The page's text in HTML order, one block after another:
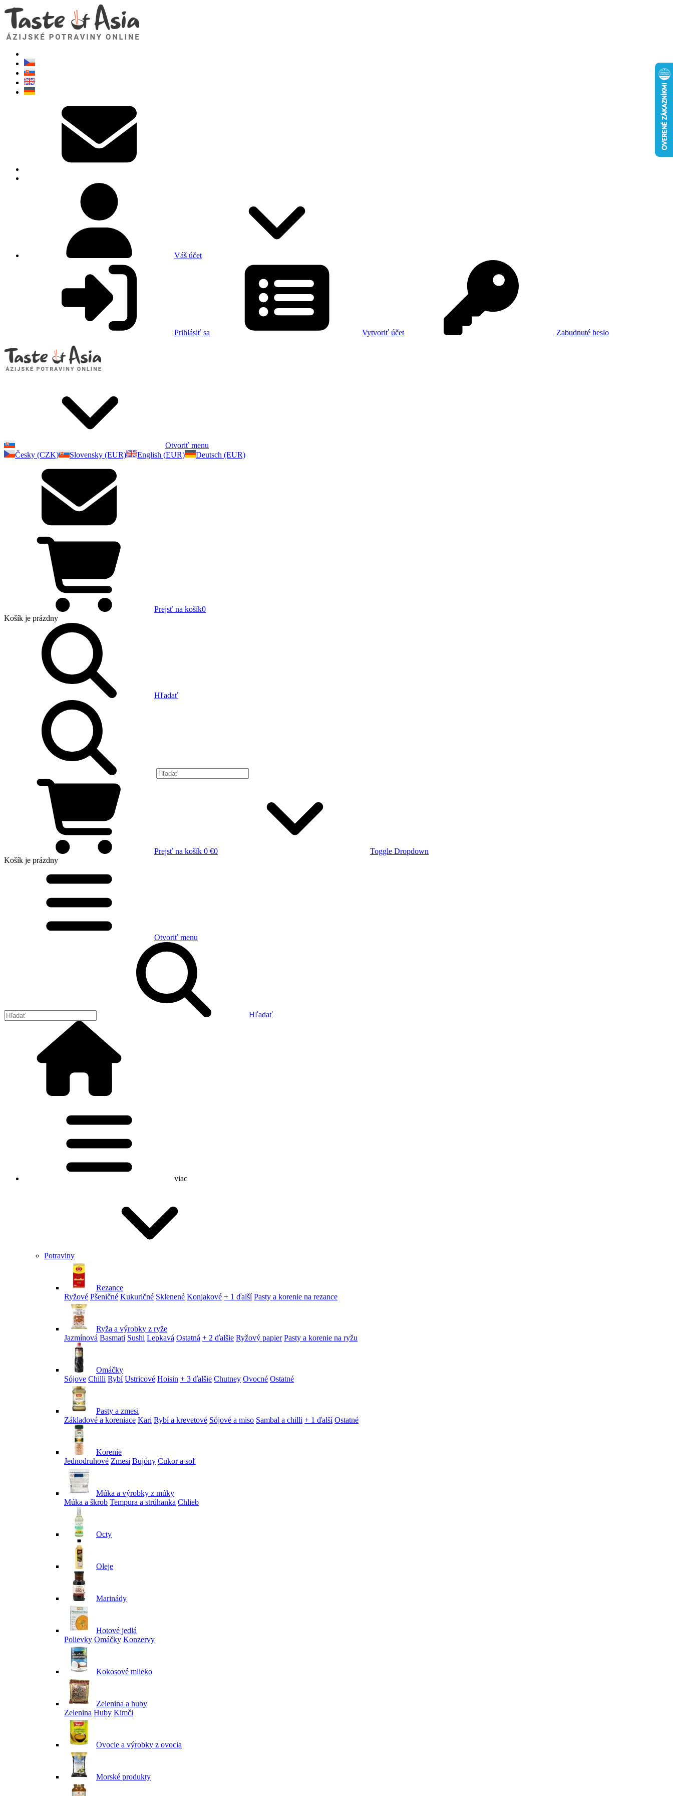
Váš účet
Prihlásiť sa Vytvoriť účet Zabudnuté heslo
Otvoriť menu
Česky (CZK)
Slovensky (EUR) English (EUR) Deutsch (EUR)
Prejsť na košík0
Košík je prázdny
Hľadať
Prejsť na košík 0 €0
Toggle Dropdown
Košík je prázdny
Otvoriť menu
Hľadať
viac
Potraviny
Rezance
Ryžové Pšeničné Kukuričné Sklenené Konjakové + 1 ďalší Pasty a korenie na rezance
Ryža a výrobky z ryže
Jazmínová Basmati Sushi Lepkavá Ostatná + 2 ďalšie Ryžový papier Pasty a korenie na ryžu
Omáčky
Sójove Chilli Rybí Ustricové Hoisin + 3 ďalšie Chutney Ovocné Ostatné
Pasty a zmesi
Základové a koreniace Kari Rybí a krevetové Sójové a miso Sambal a chilli + 1 ďalší Ostatné
Korenie
Jednodruhové Zmesi Bujóny Cukor a soľ
Múka a výrobky z múky
Múka a škrob Tempura a strúhanka Chlieb
Octy
Oleje
Marinády
Hotové jedlá
Polievky Omáčky Konzervy
Kokosové mlieko
Zelenina a huby
Zelenina Huby Kimči
Ovocie a výrobky z ovocia
Morské produkty